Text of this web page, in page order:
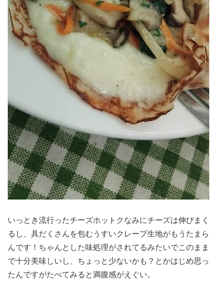
いっとき流行ったチーズホットクなみにチーズは伸びまく
るし、具だくさんを包むうすいクレープ生地がもうたまら
んです！ちゃんとした味処理がされてるみたいでこのまま
で十分美味しいし、ちょっと少ないかも？とかはじめ思っ
たんですがたべてみると満腹感がえぐい。